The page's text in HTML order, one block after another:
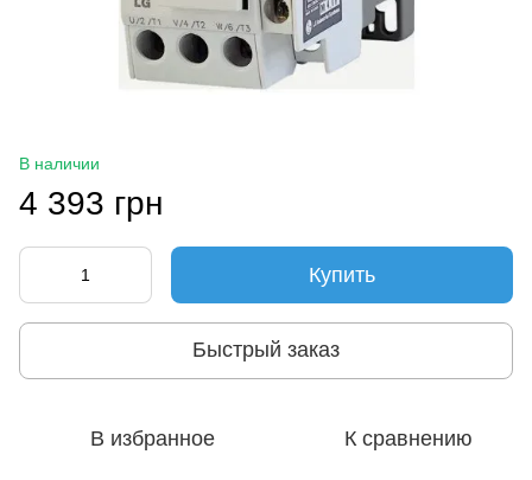
В наличии
4 393 грн
Купить
Быстрый заказ
В избранное К сравнению